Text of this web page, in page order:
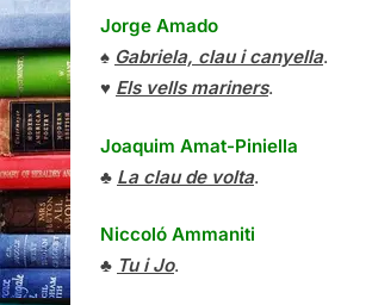
Jorge Amado
♠ Gabriela, clau i canyella.
♥ Els vells mariners.
Joaquim Amat-Piniella
♣ La clau de volta.
Niccoló Ammaniti
♣ Tu i Jo.